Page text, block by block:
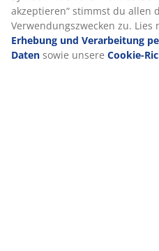
Lieferung